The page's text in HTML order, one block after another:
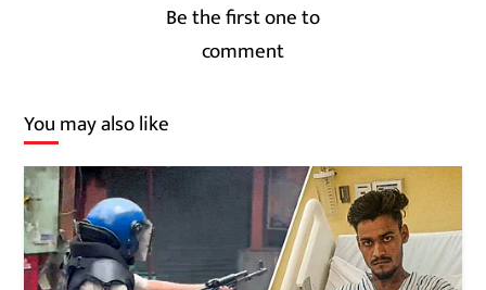
Be the first one to
comment
You may also like